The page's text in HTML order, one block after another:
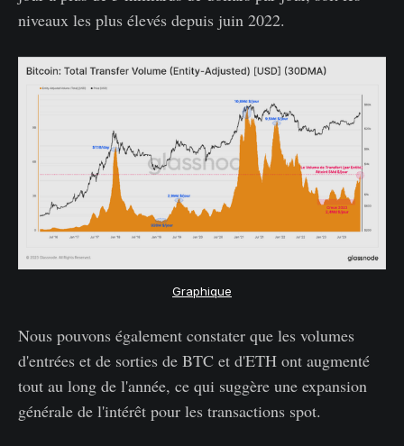
niveaux les plus élevés depuis juin 2022.
Graphique
Nous pouvons également constater que les volumes
d'entrées et de sorties de BTC et d'ETH ont augmenté
tout au long de l'année, ce qui suggère une expansion
générale de l'intérêt pour les transactions spot.